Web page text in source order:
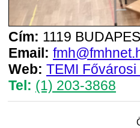
Cím: 1119
Email:
Web: TEMI
Tel: (1) 203-3868